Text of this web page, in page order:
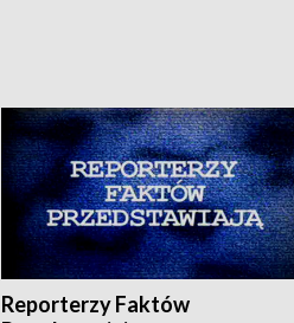
Reporterzy Faktów